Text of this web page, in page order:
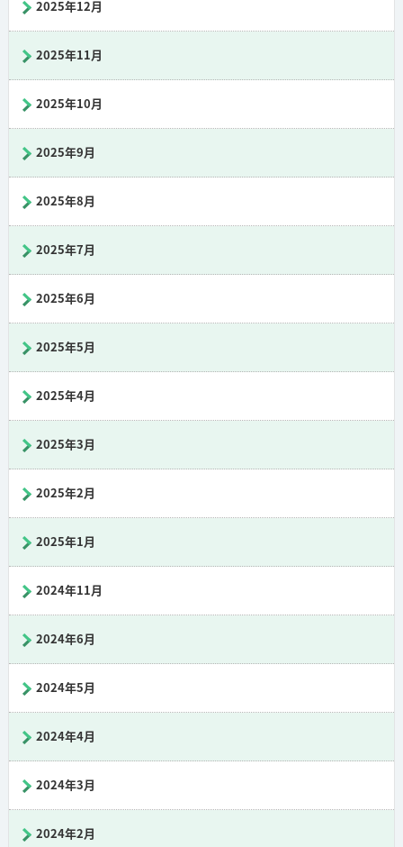
2025年12月
2025年11月
2025年10月
2025年9月
2025年8月
2025年7月
2025年6月
2025年5月
2025年4月
2025年3月
2025年2月
2025年1月
2024年11月
2024年6月
2024年5月
2024年4月
2024年3月
2024年2月